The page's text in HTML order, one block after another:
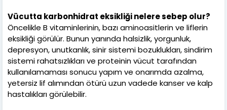
Vücutta karbonhidrat eksikliği nelere sebep olur?
Öncelikle B vitaminlerinin, bazı aminoasitlerin ve liflerin
eksikliği görülür. Bunun yanında halsizlik, yorgunluk,
depresyon, unutkanlık, sinir sistemi bozuklukları, sindirim
sistemi rahatsızlıkları ve proteinin vücut tarafından
kullanılamaması sonucu yapım ve onarımda azalma,
yetersiz lif alımından ötürü uzun vadede kanser ve kalp
hastalıkları görülebilir.